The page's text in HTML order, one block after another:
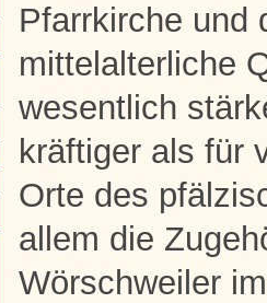
Pfarrkirche und
mittelalterliche
wesentlich
kräftiger als für
Orte des
allem die
Wörschweiler